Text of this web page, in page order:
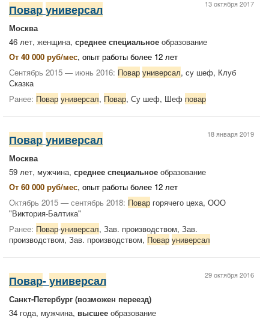
13 октября 2017
Повар универсал
Москва
46 лет, женщина, среднее специальное образование
От 40 000 руб/мес, опыт работы более 12 лет
Сентябрь 2015 — июнь 2016: Повар универсал, су шеф, Клуб
Сказка
Ранее: Повар универсал, Повар, Су шеф, Шеф повар
18 января 2019
Повар универсал
Москва
59 лет, мужчина, среднее специальное образование
От 60 000 руб/мес, опыт работы более 12 лет
Октябрь 2015 — сентябрь 2018: Повар горячего цеха, ООО
"Виктория-Балтика"
Ранее: Повар-универсал, Зав. производством, Зав.
производством, Зав. производством, Повар универсал
29 октября 2016
Повар- универсал
Санкт-Петербург (возможен переезд)
34 года, мужчина, высшее образование